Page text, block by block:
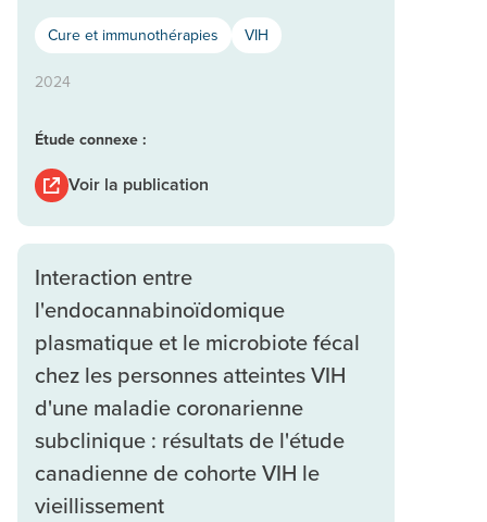
Cure et immunothérapies VIH
2024
Étude connexe :
Voir la publication
Interaction entre
l'endocannabinoïdomique
plasmatique et le microbiote fécal
chez les personnes atteintes VIH
d'une maladie coronarienne
subclinique : résultats de l'étude
canadienne de cohorte VIH le
vieillissement